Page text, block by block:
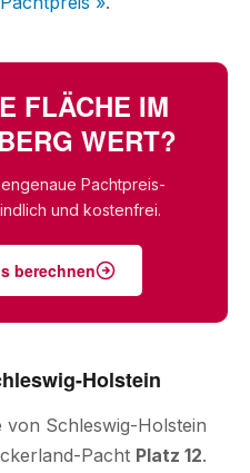
FLÄCHE IM
WERT?
Pachtpreis-
und kostenfrei.
berechnen
Holstein
von Schleswig-Holstein
Pacht Platz 12.